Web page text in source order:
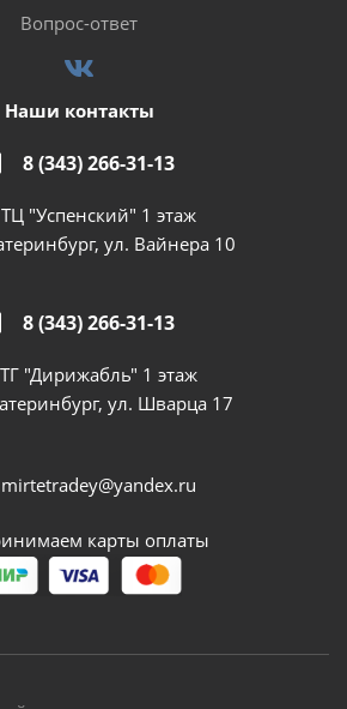
Вопрос-ответ
Наши контакты
8 (343) 266-31-13
ТЦ "Успенский" 1 этаж
ул. Вайнера 10
8 (343) 266-31-13
ТГ "Дирижабль" 1 этаж
ул. Шварца 17
mirtetradey@yandex.ru
карты оплаты